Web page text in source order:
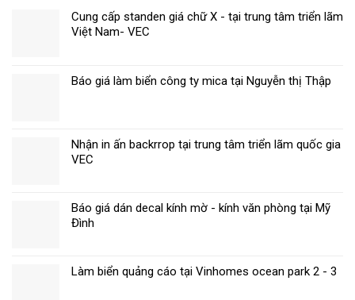
Cung cấp standen giá chữ X - tại trung tâm triển lãm
Việt Nam- VEC
Báo giá làm biển công ty mica tại Nguyễn thị Thập
Nhận in ấn backrrop tại trung tâm triển lãm quốc gia
VEC
Báo giá dán decal kính mờ - kính văn phòng tại Mỹ
Đình
Làm biển quảng cáo tại Vinhomes ocean park 2 - 3